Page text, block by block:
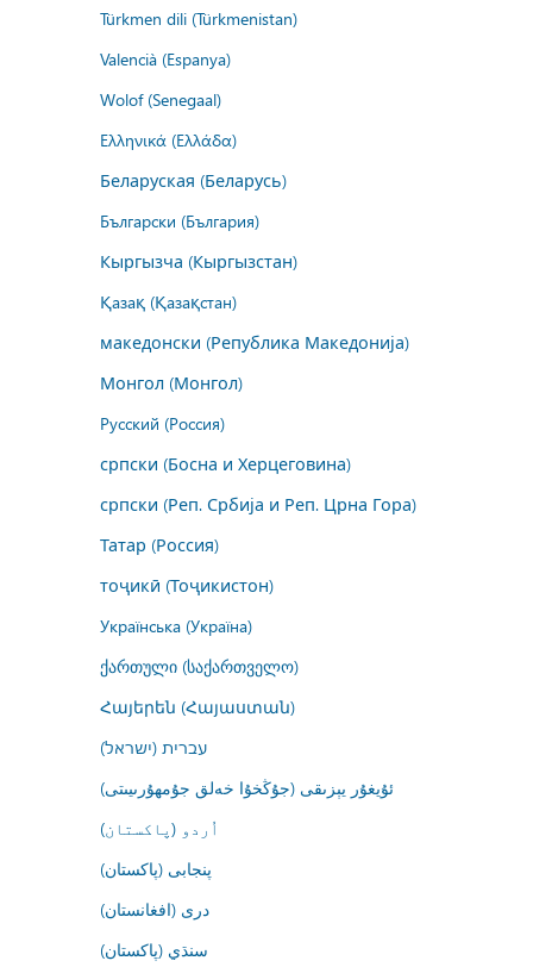
Türkmen dili (Türkmenistan)
Valencià (Espanya)
Wolof (Senegaal)
Ελληνικά (Ελλάδα)
Беларуская (Беларусь)
Български (България)
Кыргызча (Кыргызстан)
Қазақ (Қазақстан)
македонски (Република Македонија)
Монгол (Монгол)
Русский (Россия)
српски (Босна и Херцеговина)
српски (Реп. Србија и Реп. Црна Гора)
Татар (Россия)
тоҷикӣ (Тоҷикистон)
Українська (Україна)
ქართული (საქართველო)
Հայերեն (Հայաստան)
עברית (ישראל)
ئۇيغۇر يېزىقى (جۇڭخۇا خەلق جۇمھۇرىيىتى)
اُردو (پاکستان)
پنجابی (پاکستان)
درى (افغانستان)
سنڌي (پاکستان)